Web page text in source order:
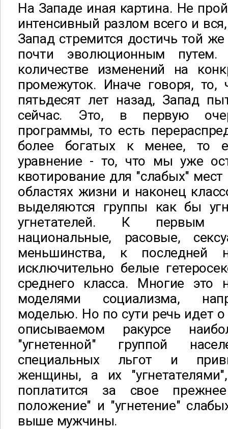
На Западе иная картина. Не
интенсивный разлом всего и
Запад стремится достичь той
почти эволюционным
количестве изменений на
промежуток. Иначе говоря, то,
пятьдесят лет назад, Запад
сейчас. Это, в первую
программы, то есть
более богатых к менее, то
уравнение - то, что мы уже
квотирование для "слабых"
областях жизни и наконец
выделяются группы как бы
угнетателей. К первым
национальные, расовые,
меньшинства, к последней
исключительно белые
среднего класса. Многие это
моделями социализма,
моделью. Но по сути речь идет
описываемом ракурсе
"угнетенной" группой
специальных льгот и
женщины, а их
поплатится за свое
положение" и "угнетение"
выше мужчины.